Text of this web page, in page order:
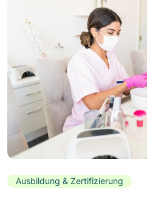
Ausbildung & Zertifizierung